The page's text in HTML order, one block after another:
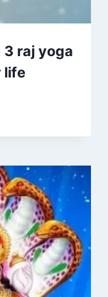
3 raj yoga
life